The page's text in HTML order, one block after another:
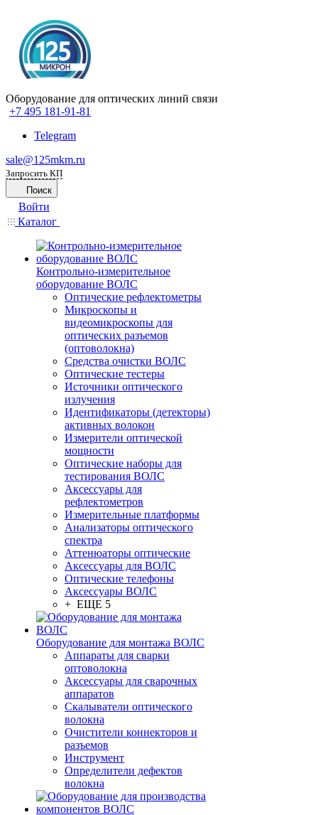
Оборудование для оптических линий связи
+7 495 181-91-81
Telegram
sale@125mkm.ru
Запросить КП
Поиск
Войти
Каталог
Контрольно-измерительное
оборудование ВОЛС
Оптические рефлектометры
Микроскопы и
видеомикроскопы для
оптических разъемов
(оптоволокна)
Средства очистки ВОЛС
Оптические тестеры
Источники оптического
излучения
Идентификаторы (детекторы)
активных волокон
Измерители оптической
мощности
Оптические наборы для
тестирования ВОЛС
Аксессуары для
рефлектометров
Измерительные платформы
Анализаторы оптического
спектра
Аттенюаторы оптические
Аксессуары для ВОЛС
Оптические телефоны
Аксессуары ВОЛС
+ ЕЩЕ 5
Оборудование для монтажа ВОЛС
Аппараты для сварки
оптоволокна
Аксессуары для сварочных
аппаратов
Скалыватели оптического
волокна
Очистители коннекторов и
разъемов
Инструмент
Определители дефектов
волокна